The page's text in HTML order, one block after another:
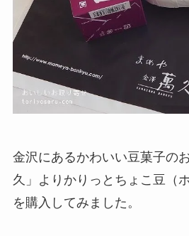
金沢にあるかわいい豆菓子の
久」よりかりっとちょこ豆（
を購入してみました。